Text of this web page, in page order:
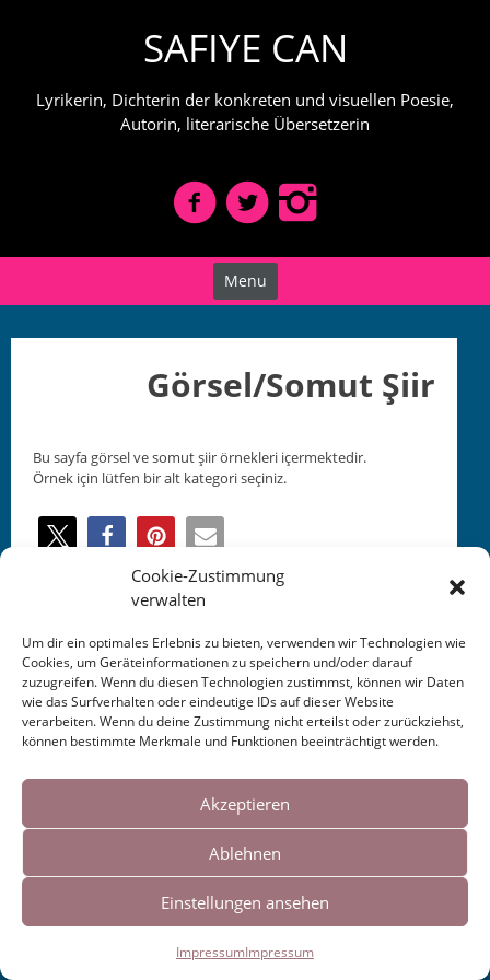
Cookies helfen uns bei der Bereitstellung
unserer Inhalte und Dienste. Durch die
weitere Nutzung der Webseite stimmen Sie
der Verwendung von Cookies zu.
Okay!
Cookie-Zustimmung
verwalten
Um dir ein optimales Erlebnis zu bieten, verwenden wir Technologien wie
Cookies, um Geräteinformationen zu speichern und/oder darauf
zuzugreifen. Wenn du diesen Technologien zustimmst, können wir Daten
wie das Surfverhalten oder eindeutige IDs auf dieser Website
verarbeiten. Wenn du deine Zustimmung nicht erteilst oder zurückziehst,
können bestimmte Merkmale und Funktionen beeinträchtigt werden.
Akzeptieren
Ablehnen
Einstellungen ansehen
ImpressumImpressum
SAFIYE CAN
Lyrikerin, Dichterin der konkreten und visuellen Poesie,
Autorin, literarische Übersetzerin
Menu
Görsel/Somut Şiir
Bu say­fa görsel ve somut şiir örnek­leri içer­mek­te­dir.
Örnek için lüt­fen bir alt kat­e­gori seçiniz.
Impressum|Links